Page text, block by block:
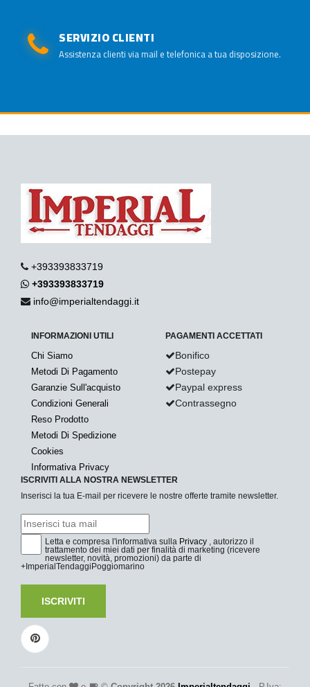
SERVIZIO CLIENTI
Assistenza clienti via mail e telefonica a tua disposizione.
+393393833719
+393393833719
info@imperialtendaggi.it
INFORMAZIONI UTILI
Chi Siamo
Metodi Di Pagamento
Garanzie Sull'acquisto
Condizioni Generali
Reso Prodotto
Metodi Di Spedizione
Cookies
Informativa Privacy
PAGAMENTI ACCETTATI
Bonifico
Postepay
Paypal express
Contrassegno
ISCRIVITI ALLA NOSTRA NEWSLETTER
Inserisci la tua E-mail per ricevere le nostre offerte tramite newsletter.
Letta e compresa l'informativa sulla Privacy , autorizzo il
trattamento dei miei dati per finalità di marketing (ricevere
newsletter, novità, promozioni) da parte di
+ImperialTendaggiPoggiomarino
ISCRIVITI